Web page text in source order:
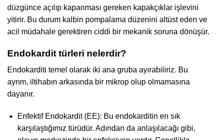
düzgünce açılıp kapanması gereken kapakçıklar işlevini
yitirir. Bu durum kalbin pompalama düzenini altüst eden ve
acil müdahale gerektiren ciddi bir mekanik soruna dönüşür.
Endokardit türleri nelerdir?
Endokarditi temel olarak iki ana gruba ayırabiliriz. Bu
ayrım, iltihabın arkasında bir mikrop olup olmamasına
dayanır.
Enfektif Endokardit (EE): Bu endokarditin en sık
karşılaştığımız türüdür. Adından da anlaşılacağı gibi,